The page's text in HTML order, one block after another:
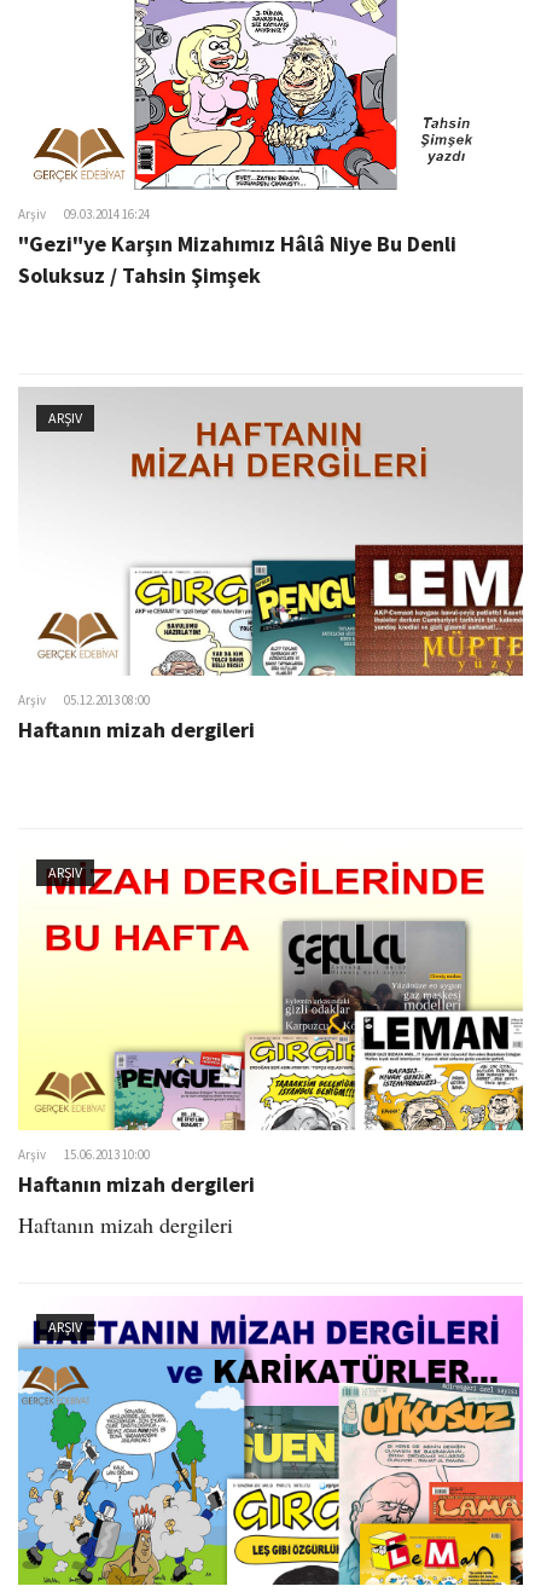
Arşiv 09.03.2014 16:24
"Gezi"ye Karşın Mizahımız Hâlâ Niye Bu Denli
Soluksuz / Tahsin Şimşek
ARŞIV
Arşiv 05.12.2013 08:00
Haftanın mizah dergileri
ARŞIV
Arşiv 15.06.2013 10:00
Haftanın mizah dergileri
Haftanın mizah dergileri
ARŞIV